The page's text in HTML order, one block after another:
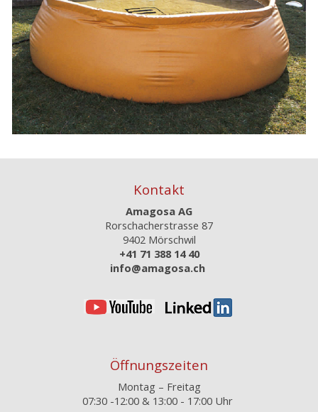
Kontakt
Amagosa AG
Rorschacherstrasse 87
9402 Mörschwil
+41 71 388 14 40
info@amagosa.ch
Öffnungszeiten
Montag – Freitag
07:30 -12:00 & 13:00 - 17:00 Uhr